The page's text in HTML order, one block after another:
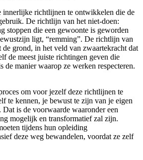
innerlijke richtlijnen te ontwikkelen die de
De richtlijn van het niet-doen:
stoppen die een gewoonte is geworden
ligt, “remming”. De richtlijn van
de grond, in het veld van zwaartekracht dat
de meest juiste richtingen geven die
de manier waarop ze werken respecteren.
om voor jezelf deze richtlijnen te
te kennen, je bewust te zijn van je eigen
is de voorwaarde waaronder een
mogelijk en transformatief zal zijn.
tijdens hun opleiding
deze weg bewandelen, voordat ze zelf